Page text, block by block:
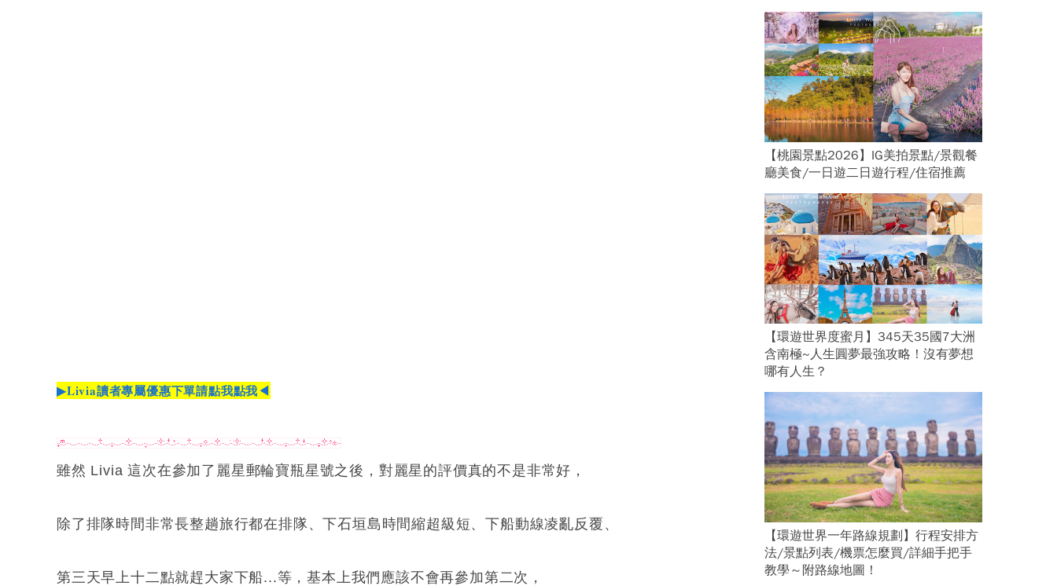
▶Livia讀者專屬優惠下單請點我點我◀
雖然 Livia 這次在參加了麗星郵輪寶瓶星號之後，對麗星的評價真的不是非常好，
除了排隊時間非常長整趟旅行都在排隊、下石垣島時間縮超級短、下船動線凌亂反覆、
第三天早上十二點就趕大家下船...等，基本上我們應該不會再參加第二次，
【桃園景點2026】IG美拍景點/景觀餐
廳美食/一日遊二日遊行程/住宿推薦
【環遊世界度蜜月】345天35國7大洲
含南極~人生圓夢最強攻略！沒有夢想
哪有人生？
【環遊世界一年路線規劃】行程安排方
法/景點列表/機票怎麼買/詳細手把手
教學～附路線地圖！